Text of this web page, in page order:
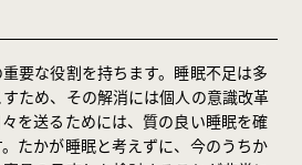
要な役割を持ちます。睡眠不足は多
ため、その解消には個人の意識改革
を送るためには、質の良い睡眠を確
たかが睡眠と考えずに、今のうちか